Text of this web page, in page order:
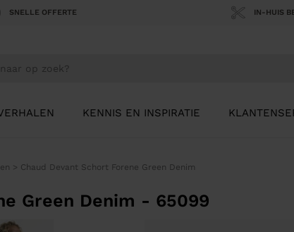
SNELLE OFFERTE IN-HUIS
KENNIS EN INSPIRATIE
> Chaud Devant Schort Forene Green Denim
Green Denim - 65099